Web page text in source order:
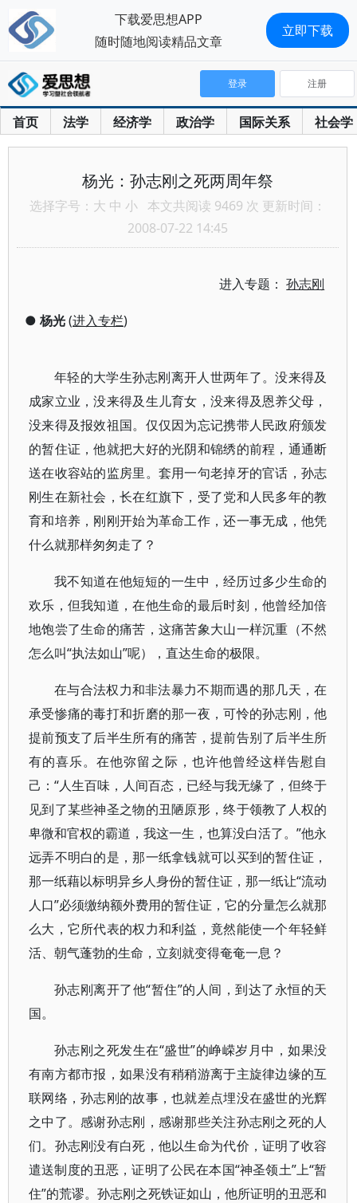
首页 法学 经济学 政治学 国际关系 社会学
登录 注册
杨光：孙志刚之死两周年祭
选择字号： 大 中 小 本文共阅读 9469 次 更新时间：
2008-07-22 14:45
进入专题：孙志刚
● 杨光(进入专栏)
年轻的大学生孙志刚离开人世两年了。没来得及
成家立业，没来得及生儿育女，没来得及恩养父母，
没来得及报效祖国。仅仅因为忘记携带人民政府颁发
的暂住证，他就把大好的光阴和锦绣的前程，通通断
送在收容站的监房里。套用一句老掉牙的官话，孙志
刚生在新社会，长在红旗下，受了党和人民多年的教
育和培养，刚刚开始为革命工作，还一事无成，他凭
什么就那样匆匆走了？
我不知道在他短短的一生中，经历过多少生命的
欢乐，但我知道，在他生命的最后时刻，他曾经加倍
地饱尝了生命的痛苦，这痛苦象大山一样沉重（不然
怎么叫“执法如山”呢），直达生命的极限。
在与合法权力和非法暴力不期而遇的那几天，在
承受惨痛的毒打和折磨的那一夜，可怜的孙志刚，他
提前预支了后半生所有的痛苦，提前告别了后半生所
有的喜乐。在他弥留之际，也许他曾经这样告慰自
己：“人生百味，人间百态，已经与我无缘了，但终于
见到了某些神圣之物的丑陋原形，终于领教了人权的
卑微和官权的霸道，我这一生，也算没白活了。”他永
远弄不明白的是，那一纸拿钱就可以买到的暂住证，
那一纸藉以标明异乡人身份的暂住证，那一纸让“流动
人口”必须缴纳额外费用的暂住证，它的分量怎么就那
么大，它所代表的权力和利益，竟然能使一个年轻鲜
活、朝气蓬勃的生命，立刻就变得奄奄一息？
孙志刚离开了他“暂住”的人间，到达了永恒的天
国。
孙志刚之死发生在“盛世”的峥嵘岁月中，如果没
有南方都市报，如果没有稍稍游离于主旋律边缘的互
联网络，孙志刚的故事，也就差点埋没在盛世的光辉
之中了。感谢孙志刚，感谢那些关注孙志刚之死的人
们。孙志刚没有白死，他以生命为代价，证明了收容
遣送制度的丑恶，证明了公民在本国“神圣领土”上“暂
住”的荒谬。孙志刚之死铁证如山，他所证明的丑恶和
下载爱思想APP
随时随地阅读精品文章
立即下载